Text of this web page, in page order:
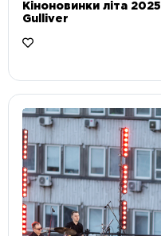
Кіноновинки літа
Gulliver